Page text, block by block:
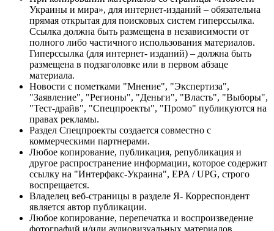
Украины и мира», для интернет-изданий – обязательна
прямая открытая для поисковых систем гиперссылка.
Ссылка должна быть размещена в независимости от
полного либо частичного использования материалов.
Гиперссылка (для интернет- изданий) – должна быть
размещена в подзаголовке или в первом абзаце
материала.
Новости с пометками "Мнение", "Экспертиза",
"Заявление", "Регионы", "Деньги", "Власть", "Выборы",
"Тест-драйв", "Спецпроекты", "Промо" публикуются на
правах рекламы.
Раздел Спецпроекты создается совместно с
коммерческими партнерами.
Любое копирование, публикация, републикация и
другое распространение информации, которое содержит
ссылку на "Интерфакс-Украина", EPA / UPG, строго
воспрещается.
Владелец веб-страницы в разделе Я- Корреспондент
является автор публикации.
Любое копирование, перепечатка и воспроизведение